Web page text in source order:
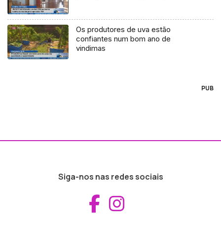
Os produtores de uva estão
confiantes num bom ano de
vindimas
PUB
Siga-nos nas redes sociais
Aceder ao